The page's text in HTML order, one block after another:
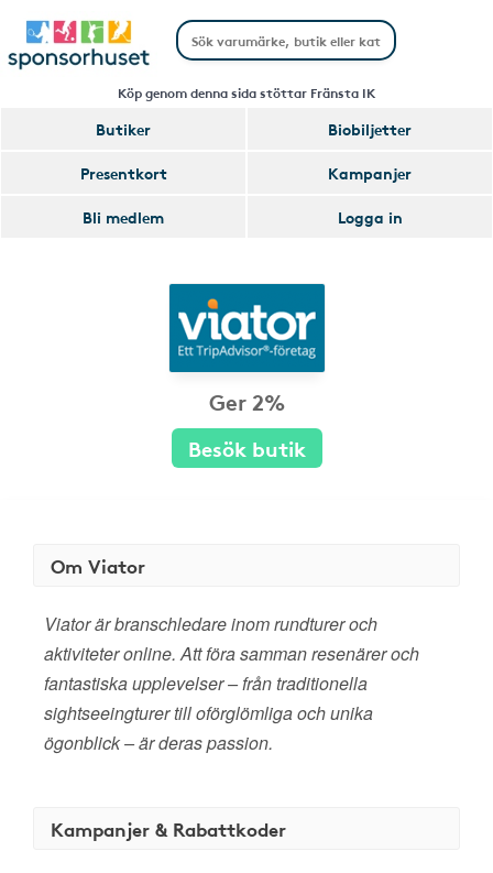
Köp genom denna sida stöttar Fränsta IK
Butiker
Biobiljetter
Presentkort
Kampanjer
Bli medlem
Logga in
Ger 2%
Besök butik
Om Viator
Viator är branschledare inom rundturer och
aktiviteter online. Att föra samman resenärer och
fantastiska upplevelser – från traditionella
sightseeingturer till oförglömliga och unika
ögonblick – är deras passion.
Kampanjer & Rabattkoder